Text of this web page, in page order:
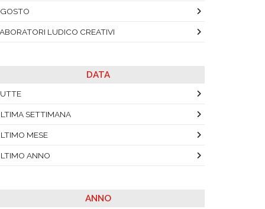
LUDICO CREATIVI
DATA
SETTIMANA
MESE
ANNO
ANNO